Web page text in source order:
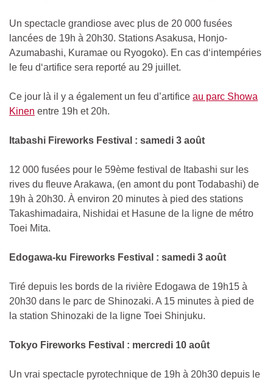
Un spectacle grandiose avec plus de 20 000 fusées
lancées de 19h à 20h30. Stations Asakusa, Honjo-
Azumabashi, Kuramae ou Ryogoko). En cas d‘intempéries
le feu d‘artifice sera reporté au 29 juillet.
Ce jour là il y a également un feu d’artifice au parc Showa
Kinen entre 19h et 20h.
Itabashi Fireworks Festival : samedi 3 août
12 000 fusées pour le 59ème festival de Itabashi sur les
rives du fleuve Arakawa, (en amont du pont Todabashi) de
19h à 20h30. À environ 20 minutes à pied des stations
Takashimadaira, Nishidai et Hasune de la ligne de métro
Toei Mita.
Edogawa-ku Fireworks Festival : samedi 3 août
Tiré depuis les bords de la rivière Edogawa de 19h15 à
20h30 dans le parc de Shinozaki. A 15 minutes à pied de
la station Shinozaki de la ligne Toei Shinjuku.
Tokyo Fireworks Festival : mercredi 10 août
Un vrai spectacle pyrotechnique de 19h à 20h30 depuis le